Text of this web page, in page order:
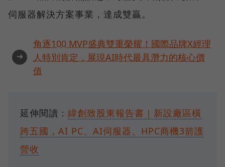
伺服器解決方案事業，達成雙贏。
➜
角逐100 MVP盛典雙重榮耀！國際品牌X經理
人特別肯定，展現AI時代最具潛力的核心價
值
延伸閱讀： 緯創致股東報告書｜新設廠區橫
跨五國，AI PC、AI伺服器、HPC商機3箭護
營收